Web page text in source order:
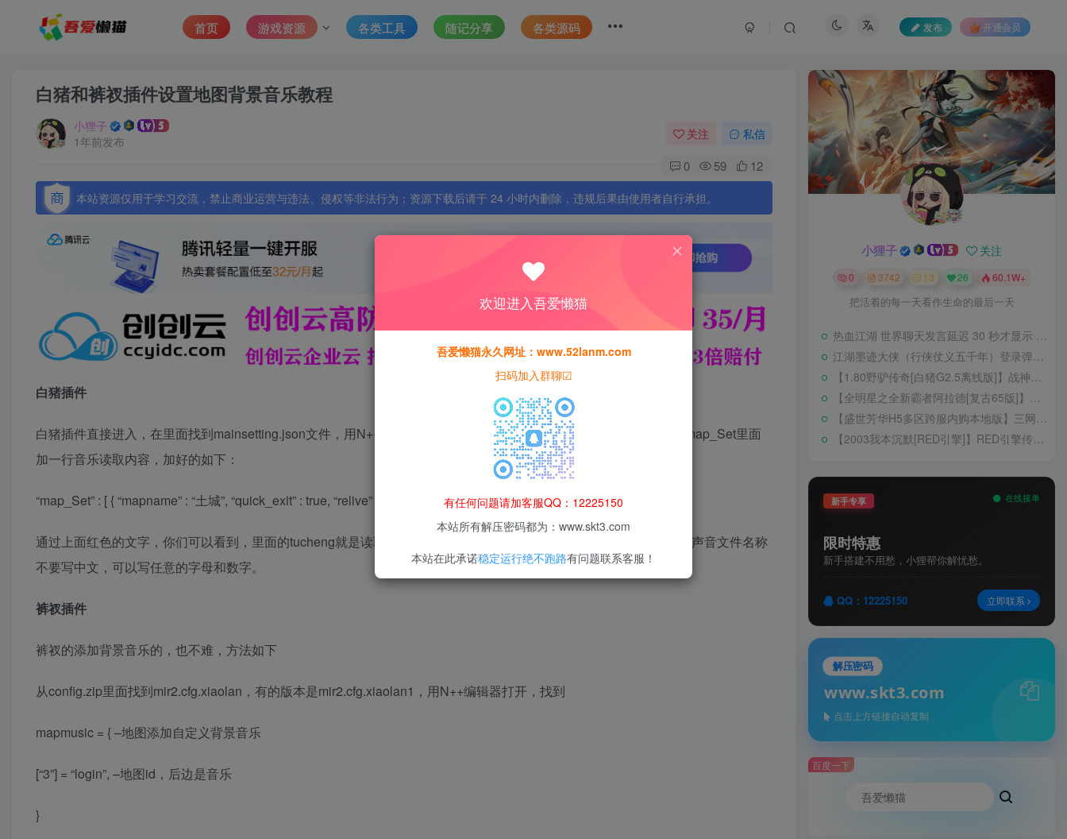
首页 游戏资源 各类工具 随记分享 各类源码 发布 开通会员
白猪和裤衩插件设置地图背景音乐教程
小狸子
1年前发布
关注 私信
0 59 12
本站资源仅用于学习交流，禁止商业运营与违法、侵权等非法行为；资源下载后请于 24 小时内删除，违规后果由使用者自行承担。
白猪插件
白猪插件直接进入，在里面找到mainsetting.json文件，用N++编辑器打开，记得必须要用这个编辑器，打开以后，在map_Set里面
加一行音乐读取内容，加好的如下：
“map_Set” : [ { “mapname” : “土城”, “quick_exit” : true, “relive” : true, “openAutoRat” : false, “music” : “tucheng” } ],
通过上面红色的文字，你们可以看到，里面的tucheng就是读取客户端res—mp3文件夹里面的tucheng.mp3文件，记得声音文件名称
不要写中文，可以写任意的字母和数字。
裤衩插件
裤衩的添加背景音乐的，也不难，方法如下
从config.zip里面找到mir2.cfg.xiaolan，有的版本是mir2.cfg.xiaolan1，用N++编辑器打开，找到
mapmusic = { –地图添加自定义背景音乐
[“3”] = “login”, –地图id，后边是音乐
}
小狸子 关注
0 3742 13 26 60.1W+
把活着的每一天看作生命的最后一天
热血江湖 世界聊天发言延迟 30 秒才显示 BUG 修复教程
江湖墨迹大侠（行侠仗义五千年）登录弹出 WELCOME 提示无法进游戏修复教程
【1.80野驴传奇[白猪G2.5离线版]】战神引擎WIN服务端+GM工具+充值后台+安卓+架设教程
【全明星之全新霸者阿拉德[复古65版]】横版闯关手游Linux服务端+配套表+WEB管理后台+GM授权后台+双端+架设教程
【盛世芳华H5多区跨服内购本地版】三网H5宫斗养成游戏Linux手工服务端+CDK授权后台+安卓+架设教程
【2003我本沉默[RED引擎]】RED引擎传奇手游WIN服务端+GM工具+安卓+架设教程
新手专享 在线接单
限时特惠
新手搭建不用愁，小狸帮你解忧愁。
QQ：12225150 立即联系
解压密码
www.skt3.com
点击上方链接自动复制
百度一下
欢迎进入吾爱懒猫
吾爱懒猫永久网址：www.52lanm.com
扫码加入群聊☑
有任何问题请加客服QQ：12225150
本站所有解压密码都为：www.skt3.com
本站在此承诺稳定运行绝不跑路有问题联系客服！